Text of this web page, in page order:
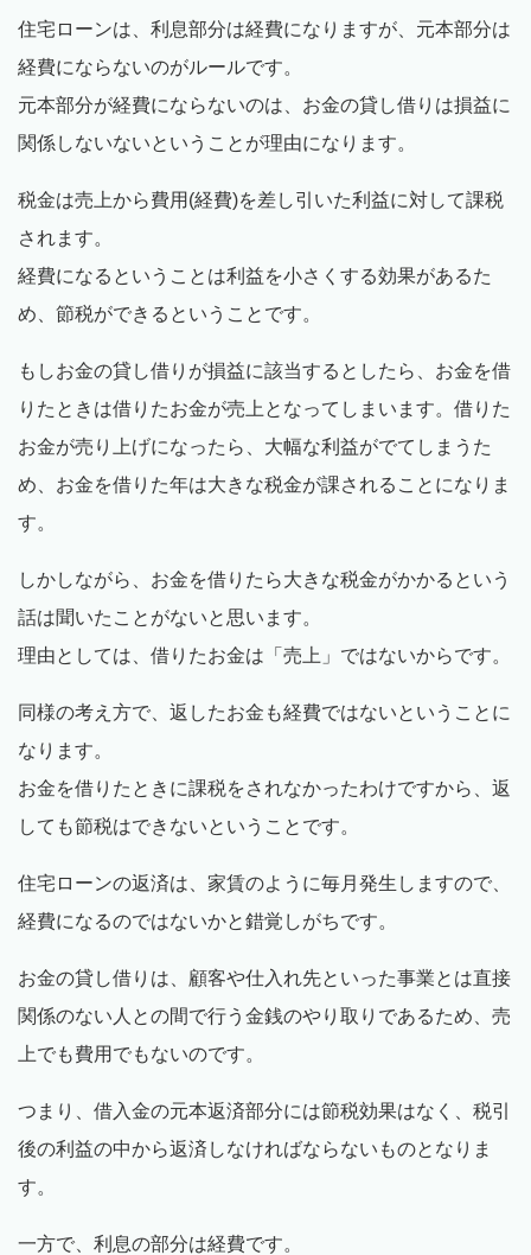
住宅ローンは、利息部分は経費になりますが、元本部分は
経費にならないのがルールです。
元本部分が経費にならないのは、お金の貸し借りは損益に
関係しないないということが理由になります。
税金は売上から費用(経費)を差し引いた利益に対して課税
されます。
経費になるということは利益を小さくする効果があるた
め、節税ができるということです。
もしお金の貸し借りが損益に該当するとしたら、お金を借
りたときは借りたお金が売上となってしまいます。借りた
お金が売り上げになったら、大幅な利益がでてしまうた
め、お金を借りた年は大きな税金が課されることになりま
す。
しかしながら、お金を借りたら大きな税金がかかるという
話は聞いたことがないと思います。
理由としては、借りたお金は「売上」ではないからです。
同様の考え方で、返したお金も経費ではないということに
なります。
お金を借りたときに課税をされなかったわけですから、返
しても節税はできないということです。
住宅ローンの返済は、家賃のように毎月発生しますので、
経費になるのではないかと錯覚しがちです。
お金の貸し借りは、顧客や仕入れ先といった事業とは直接
関係のない人との間で行う金銭のやり取りであるため、売
上でも費用でもないのです。
つまり、借入金の元本返済部分には節税効果はなく、税引
後の利益の中から返済しなければならないものとなりま
す。
一方で、利息の部分は経費です。